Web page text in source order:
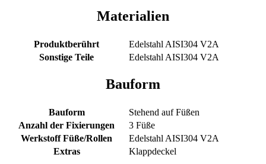
Materialien
Produktberührt
Edelstahl AISI304 V2A
Sonstige Teile
Edelstahl AISI304 V2A
Bauform
Bauform
Stehend auf Füßen
Anzahl der Fixierungen
3 Füße
Werkstoff Füße/Rollen
Edelstahl AISI304 V2A
Extras
Klappdeckel